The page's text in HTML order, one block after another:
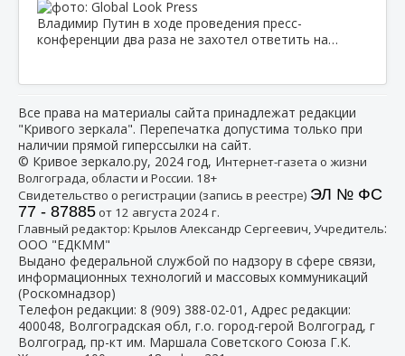
Владимир Путин в ходе проведения пресс-
конференции два раза не захотел ответить на…
Все права на материалы сайта принадлежат редакции
"Кривого зеркала". Перепечатка допустима только при
наличии прямой гиперссылки на сайт.
© Кривое зеркало.ру, 2024 год, Интернет-газета о жизни
Волгограда, области и России. 18+
Свидетельство о регистрации (запись в реестре) ЭЛ № ФС
77 - 87885от 12 августа 2024 г.
Главный редактор: Крылов Александр Сергеевич, Учредитель:
ООО "ЕДКММ"
Выдано федеральной службой по надзору в сфере связи,
информационных технологий и массовых коммуникаций
(Роскомнадзор)
Телефон редакции: 8 (909) 388-02-01 , Адрес редакции:
400048, Волгоградская обл, г.о. город-герой Волгоград, г
Волгоград, пр-кт им. Маршала Советского Союза Г.К.